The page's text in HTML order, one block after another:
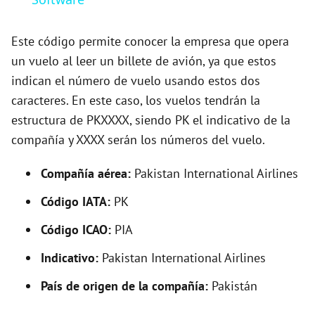
V
i
d
Este código permite conocer la empresa que opera
un vuelo al leer un billete de avión, ya que estos
indican el número de vuelo usando estos dos
caracteres. En este caso, los vuelos tendrán la
estructura de PKXXXX, siendo PK el indicativo de la
compañía y XXXX serán los números del vuelo.
Compañía aérea: Pakistan International Airlines
Código IATA: PK
Código ICAO: PIA
Indicativo: Pakistan International Airlines
País de origen de la compañía: Pakistán